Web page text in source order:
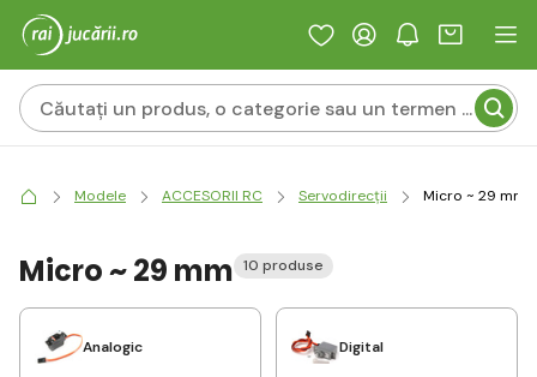
Modele ACCESORII RC Servodirecții Micro ~ 29 mm
Micro ~ 29 mm 10 produse
Analogic Digital